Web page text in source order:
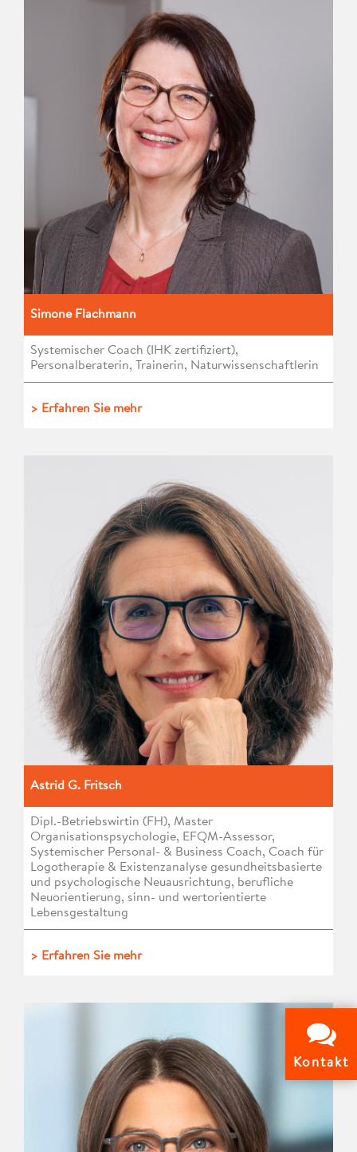
Kontakt
Simone Flachmann
Systemischer Coach (IHK zertifiziert),
Personalberaterin, Trainerin, Naturwissenschaftlerin
> Erfahren Sie mehr
Astrid G. Fritsch
Dipl.-Betriebswirtin (FH), Master
Organisationspsychologie, EFQM-Assessor,
Systemischer Personal- & Business Coach, Coach für
Logotherapie & Existenzanalyse gesundheitsbasierte
und psychologische Neuausrichtung, berufliche
Neuorientierung, sinn- und wertorientierte
Lebensgestaltung
> Erfahren Sie mehr